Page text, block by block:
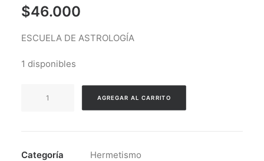
$46.000
ESCUELA DE ASTROLOGÍA
1 disponibles
cantidad
AGREGAR AL CARRITO
Categoría Hermetismo